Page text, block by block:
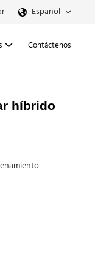
Español
Contáctenos
híbrido